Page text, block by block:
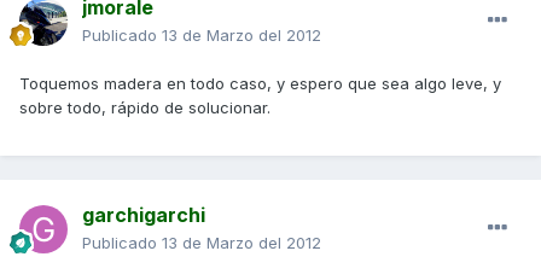
jmorale
Publicado 13 de Marzo del 2012
Toquemos madera en todo caso, y espero que sea algo leve, y
sobre todo, rápido de solucionar.
garchigarchi
Publicado 13 de Marzo del 2012